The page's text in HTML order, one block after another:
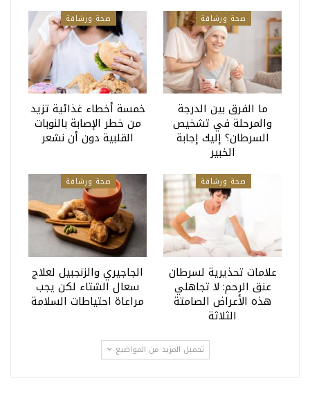
صحة ورشاقة
ما الفرق بين الدرجة
والمرحلة في تشخيص
السرطان؟ إليك إجابة
الخبير
صحة ورشاقة
خمسة أخطاء غذائية تزيد
من خطر الإصابة بالنوبات
القلبية دون أن نشعر
صحة ورشاقة
علامات تحذيرية لسرطان
عنق الرحم: لا تجاهلي
هذه الأعراض الصامتة
الثلاثة
صحة ورشاقة
الجاجيري والزنجبيل لعلاج
سعال الشتاء لكن يجب
مراعاة احتياطات السلامة
تحميل المزيد من المواضيع